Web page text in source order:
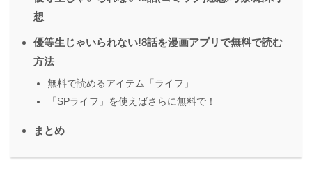
想
優等生じゃいられない!8話を漫画アプリで無料で読む
方法
無料で読めるアイテム「ライフ」
「SPライフ」を使えばさらに無料で！
まとめ